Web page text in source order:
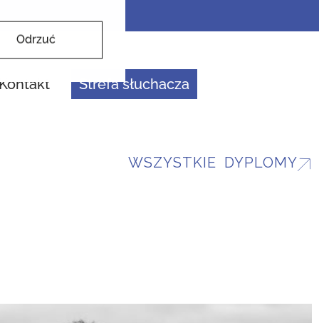
Odrzuć
Strefa słuchacza
WSZYSTKIE DYPLOMY